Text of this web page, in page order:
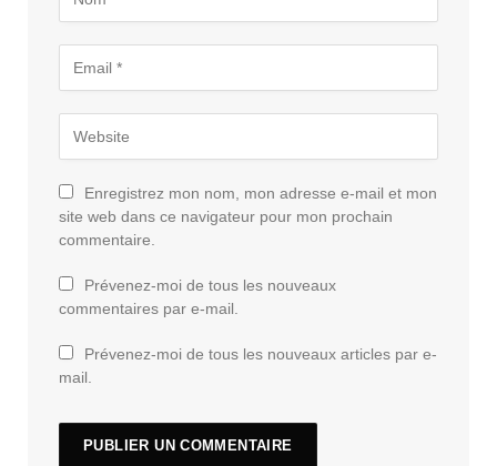
Enregistrez mon nom, mon adresse e-mail et mon
site web dans ce navigateur pour mon prochain
commentaire.
Prévenez-moi de tous les nouveaux
commentaires par e-mail.
Prévenez-moi de tous les nouveaux articles par e-
mail.